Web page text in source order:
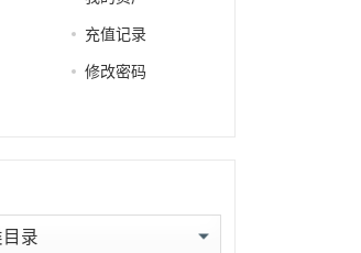
充值记录
修改密码